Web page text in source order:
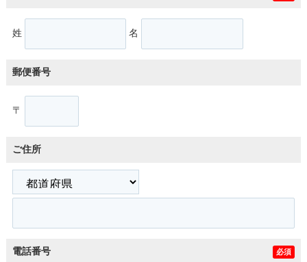
姓 名
郵便番号
〒
ご住所
電話番号 必須